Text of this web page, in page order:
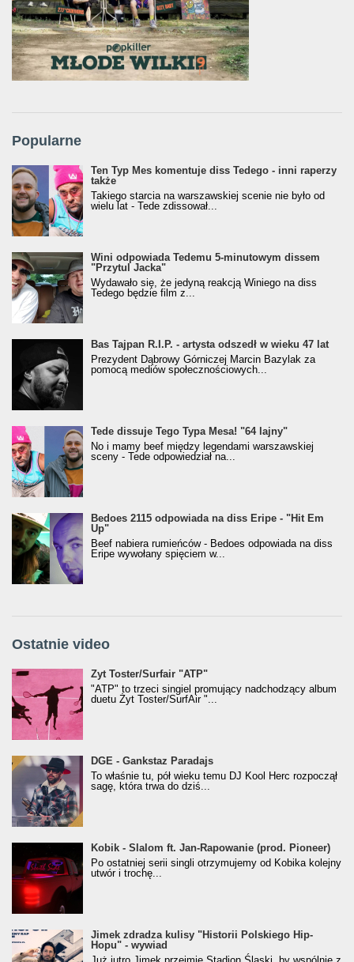
Popularne
Ten Typ Mes komentuje diss Tedego - inni raperzy
także
Takiego starcia na warszawskiej scenie nie było od
wielu lat - Tede zdissował...
Wini odpowiada Tedemu 5-minutowym dissem
"Przytul Jacka"
Wydawało się, że jedyną reakcją Winiego na diss
Tedego będzie film z...
Bas Tajpan R.I.P. - artysta odszedł w wieku 47 lat
Prezydent Dąbrowy Górniczej Marcin Bazylak za
pomocą mediów społecznościowych...
Tede dissuje Tego Typa Mesa! "64 lajny"
No i mamy beef między legendami warszawskiej
sceny - Tede odpowiedział na...
Bedoes 2115 odpowiada na diss Eripe - "Hit Em
Up"
Beef nabiera rumieńców - Bedoes odpowiada na diss
Eripe wywołany spięciem w...
Ostatnie video
Żyt Toster/SurfAir - ATP VIDEO
Żyt Toster/Surfair "ATP"
"ATP" to trzeci singiel promujący nadchodzący album
duetu Żyt Toster/SurfAir "...
donGURALesko z nagrodą za
Klasyczny/Trueschoolowy Album Roku
(Popkillery 2023)
DGE - Gankstaz Paradajs
To właśnie tu, pół wieku temu DJ Kool Herc rozpoczął
sagę, która trwa do dziś...
Kobik - Slalom ft. Jan-Rapowanie (prod. Pioneer)
[Official Music Visualiser]
Kobik - Slalom ft. Jan-Rapowanie (prod. Pioneer)
Po ostatniej serii singli otrzymujemy od Kobika kolejny
utwór i trochę...
Jimek zdradza kulisy "Historii Polskiego Hip-
Hopu" - wywiad
Jimek zdradza kulisy "Historii Polskiego Hip-
Hopu" - wywiad